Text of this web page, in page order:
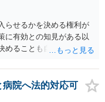
らせるかを決める権利が
に有効との知見がある以
めることも自由であり、
場法など各種業法で定め
ますし、公の施設でもマ
すが、民間のお店に対し
院へ法的対応可